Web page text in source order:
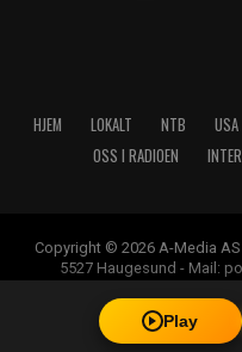
HJEM LOKALT NTB USA
OSS I RADIOEN
Copyright © 2026 A-Media
5527 Haugesund - Mail:
Play